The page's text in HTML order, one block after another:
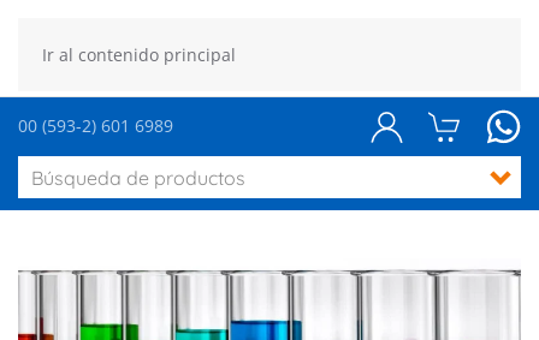
Ir al contenido principal
00 (593-2) 601 6989